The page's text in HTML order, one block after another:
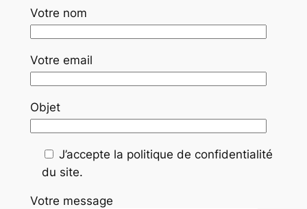
Votre nom
Votre email
Objet
J’accepte la politique de confidentialité
du site.
Votre message